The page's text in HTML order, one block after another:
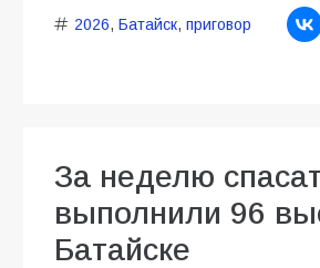
2026, Батайск, приговор
За неделю
выполнили 96
Батайске